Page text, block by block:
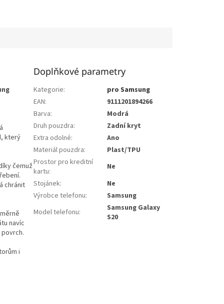
který
čemuž
chránit
navíc
i
Doplňkové parametry
Kategorie:
pro Samsung
EAN:
9111201894266
Barva:
Modrá
Druh pouzdra:
Zadní kryt
Extra odolné:
Ano
Materiál pouzdra:
Plast/TPU
Prostor pro kreditní
kartu:
Ne
Stojánek:
Ne
Výrobce telefonu:
Samsung
Model telefonu:
Samsung Galaxy
S20